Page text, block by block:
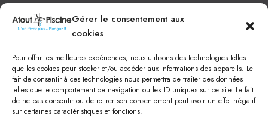
Gérer le consentement aux
cookies
Pour offrir les meilleures expériences, nous utilisons des technologies telles
que les cookies pour stocker et/ou accéder aux informations des appareils. Le
fait de consentir à ces technologies nous permettra de traiter des données
telles que le comportement de navigation ou les ID uniques sur ce site. Le fait
de ne pas consentir ou de retirer son consentement peut avoir un effet négatif
sur certaines caractéristiques et fonctions.
NEWSLETTER
Je veux recevoir toute l'actu
NOS SERVICES
Construction de piscine béton à Narbonne
Piscine coque à Narbonne
Acheter SPA à Narbonne
Pisciniste Narbonne